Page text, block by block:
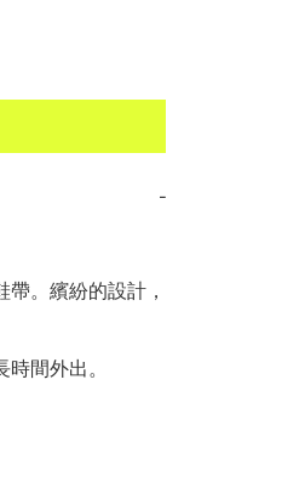
−
。繽紛的設計，
間外出。